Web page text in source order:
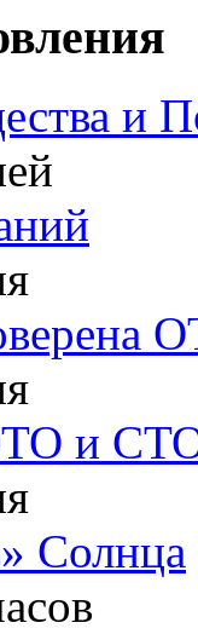
и
и
Солнца